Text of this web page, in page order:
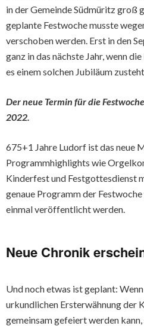
in der Gemeinde Südmüritz groß
geplante Festwoche musste
verschoben werden. Erst in den
ganz in das nächste Jahr, wenn
es einem solchen Jubiläum
Der neue Termin für die
2022.
675+1 Jahre Ludorf ist das neue
Programmhighlights wie
Kinderfest und Festgottesdienst
genaue Programm der
einmal veröffentlicht werden.
Neue Chronik
Und noch etwas ist geplant:
urkundlichen Ersterwähnung der
gemeinsam gefeiert werden